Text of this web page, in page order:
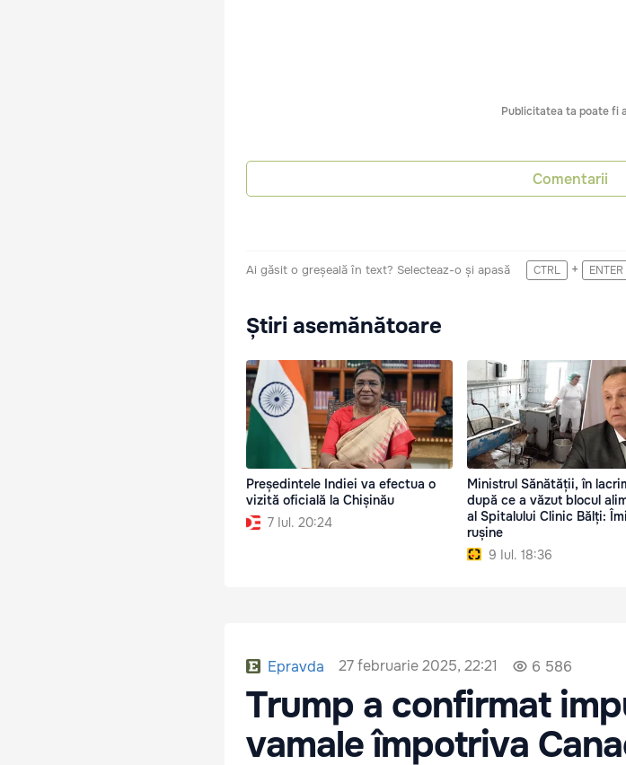
Publicitatea ta poate fi
Comentarii
Ai găsit o greșeală în text? Selecteaz-o și apasă CTRL + ENTER
Știri asemănătoare
Președintele Indiei va efectua o
vizită oficială la Chișinău
7 Iul. 20:24
Ministrul Sănătății, în
după ce a văzut blocul
al Spitalului Clinic Bălți:
rușine
9 Iul. 18:36
Epravda 27 februarie 2025, 22:21 6 586
Trump a confirmat
vamale împotriva